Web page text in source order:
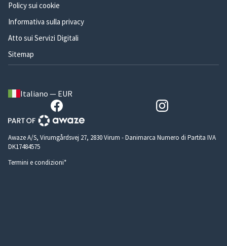
Policy sui cookie
Informativa sulla privacy
Atto sui Servizi Digitali
Sitemap
Italiano — EUR
Awaze A/S, Virumgårdsvej 27, 2830 Virum - Danimarca Numero di Partita IVA
DK17484575
Termini e condizioni*